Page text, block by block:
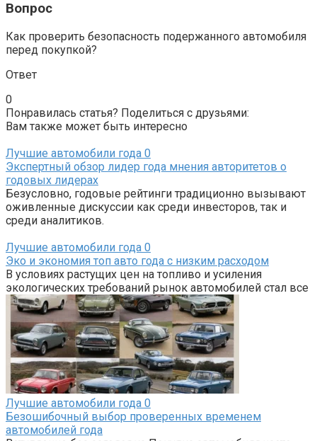
Вопрос
Как проверить безопасность подержанного автомобиля
перед покупкой?
Ответ
0
Понравилась статья? Поделиться с друзьями:
Вам также может быть интересно
Лучшие автомобили года 0
Экспертный обзор лидер года мнения авторитетов о
годовых лидерах
Безусловно, годовые рейтинги традиционно вызывают
оживленные дискуссии как среди инвесторов, так и
среди аналитиков.
Лучшие автомобили года 0
Эко и экономия топ авто года с низким расходом
В условиях растущих цен на топливо и усиления
экологических требований рынок автомобилей стал все
Лучшие автомобили года 0
Безошибочный выбор проверенных временем
автомобилей года